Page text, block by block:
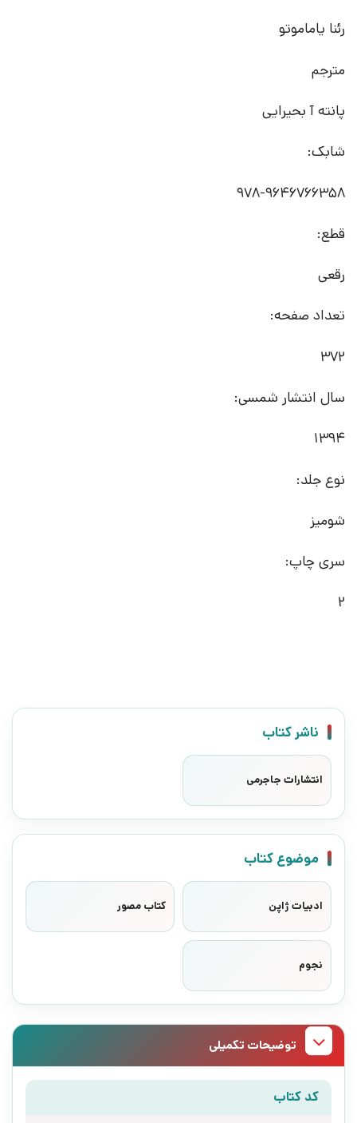
رئنا یاماموتو
مترجم
پانته آ بحیرایی
شابک:
978-9646766358
قطع:
رقعی
تعداد صفحه:
372
سال انتشار شمسی:
1394
نوع جلد:
شومیز
سری چاپ:
2
ناشر کتاب
انتشارات جاجرمی
موضوع کتاب
ادبیات ژاپن کتاب مصور
نجوم
توضیحات تکمیلی
کد کتاب